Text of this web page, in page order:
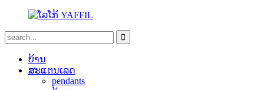
ບ້ານ
ສະແຕນເລດ
pendants